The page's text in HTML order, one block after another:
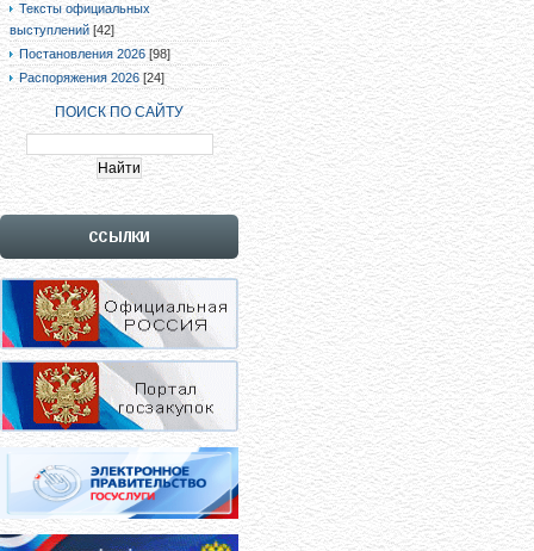
Тексты официальных
выступлений [42]
Постановления 2026 [98]
Распоряжения 2026 [24]
ПОИСК ПО САЙТУ